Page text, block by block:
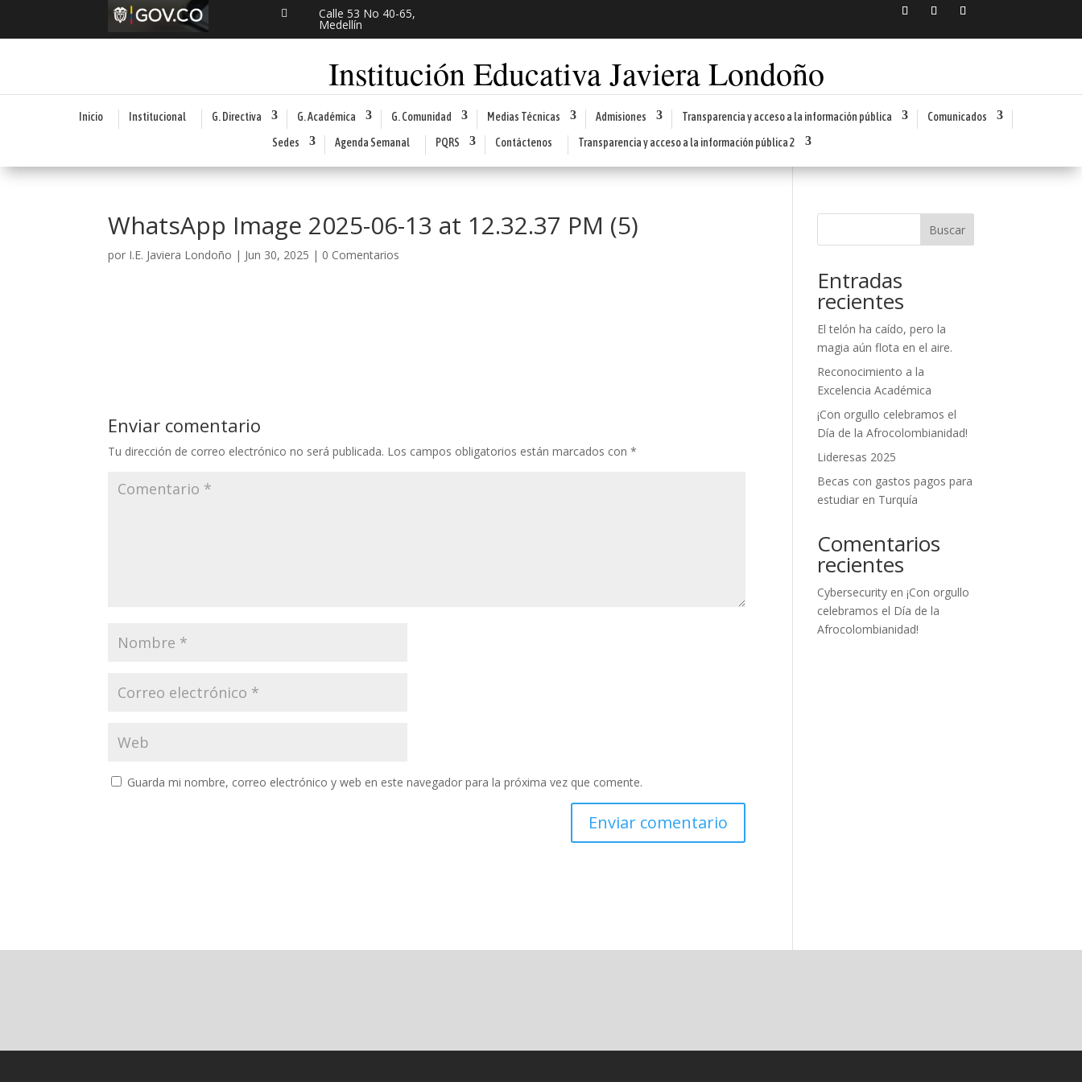
 Calle 53 No 40-65,
Medellín
Institución Educativa Javiera Londoño
Inicio Institucional G. Directiva G. Académica G. Comunidad Medias Técnicas Admisiones Transparencia y acceso a la información pública
Comunicados
Sedes
Agenda Semanal PQRS Contáctenos Transparencia y acceso a la información pública 2
WhatsApp Image 2025-06-13 at 12.32.37 PM (5)
por I.E. Javiera Londoño | Jun 30, 2025 | 0 Comentarios
Enviar comentario
Tu dirección de correo electrónico no será publicada. Los campos obligatorios están marcados con*
Guarda mi nombre, correo electrónico y web en este navegador para la próxima vez que comente.
Buscar
Entradas
recientes
El telón ha caído, pero la
magia aún flota en el aire.
Reconocimiento a la
Excelencia Académica
¡Con orgullo celebramos el
Día de la Afrocolombianidad!
Lideresas 2025
Becas con gastos pagos para
estudiar en Turquía
Comentarios
recientes
Cybersecurity en¡Con orgullo
celebramos el Día de la
Afrocolombianidad!